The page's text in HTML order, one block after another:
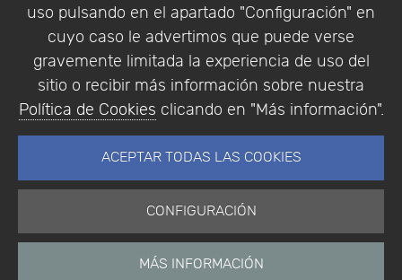
uso pulsando en el apartado "Configuración" en
cuyo caso le advertimos que puede verse
gravemente limitada la experiencia de uso del
sitio o recibir más información sobre nuestra
Política de Cookies clicando en "Más información".
ACEPTAR TODAS LAS COOKIES
CONFIGURACIÓN
MÁS INFORMACIÓN
Empresa|Aviso Legal| Política de Privacidad |
Política de Cookies
© Copyright 1994 - 2026. Addlink Software
Científico, S.L.
Portugal.